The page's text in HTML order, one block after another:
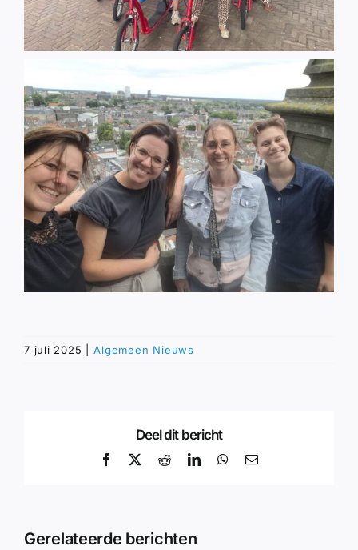
7 juli 2025 Algemeen Nieuws
Deel dit bericht
Facebook RedditLinkedInWhatsApp
E-
Gerelateerde berichten